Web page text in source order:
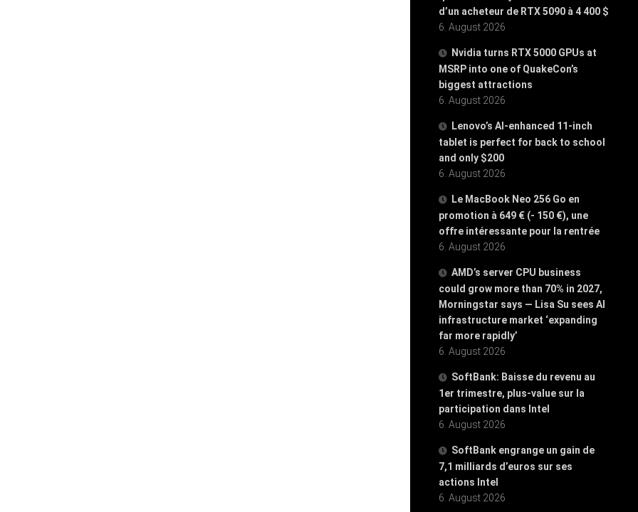
d’un acheteur de RTX 5090 à 4 400 $
6. August 2026
Nvidia turns RTX 5000 GPUs at
MSRP into one of QuakeCon’s
biggest attractions
6. August 2026
Lenovo’s AI-enhanced 11-inch
tablet is perfect for back to school
and only $200
6. August 2026
Le MacBook Neo 256 Go en
promotion à 649 € (- 150 €), une
offre intéressante pour la rentrée
6. August 2026
AMD’s server CPU business
could grow more than 70% in 2027,
Morningstar says — Lisa Su sees AI
infrastructure market ‘expanding
far more rapidly’
6. August 2026
SoftBank: Baisse du revenu au
1er trimestre, plus-value sur la
participation dans Intel
6. August 2026
SoftBank engrange un gain de
7,1 milliards d’euros sur ses
actions Intel
6. August 2026